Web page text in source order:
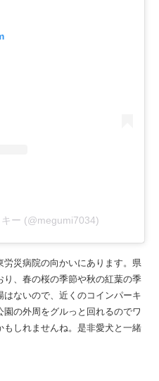
ー (@megumi7034)
災病院の向かいにあります。県
、春の桜の季節や秋の紅葉の季
ないので、近くのコインパーキ
の外周をグルっと回れるのでワ
しれませんね。是非愛犬と一緒